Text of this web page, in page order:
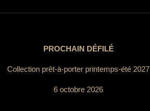
PROCHAIN DÉFILÉ
Collection prêt-à-porter printemps-été 2027
6 octobre 2026